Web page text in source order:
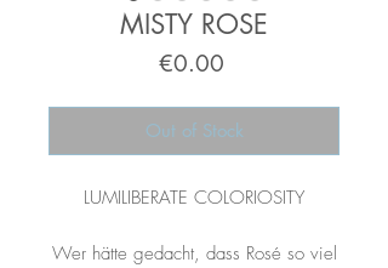
MISTY ROSE
€0.00Price
Out of Stock
LUMILIBERATE COLORIOSITY
Wer hätte gedacht, dass Rosé so viel